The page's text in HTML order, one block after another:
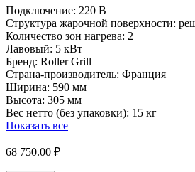
Подключение: 220 В
Структура жарочной поверхности:
Количество зон нагрева: 2
Лавовый: 5 кВт
Бренд: Roller Grill
Страна-производитель: Франция
Ширина: 590 мм
Высота: 305 мм
Вес нетто (без упаковки): 15 кг
Показать все
68 750.00 ₽